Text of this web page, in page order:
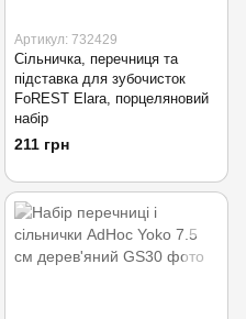
Артикул: 732429
Сільничка, перечниця та
підставка для зубочисток
FoREST Elara, порцеляновий
набір
211 грн